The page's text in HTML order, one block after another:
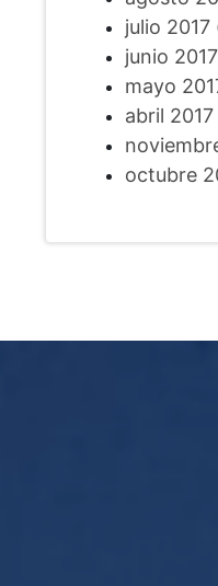
julio 2017
junio 2017
mayo
abril 2017
octubre